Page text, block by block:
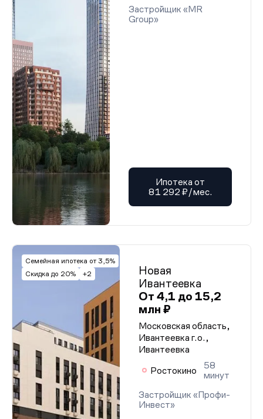
Застройщик «MR
Group»
Ипотека от
81 292 ₽/мес.
Семейная ипотека от 3,5%
Скидка до 20%
+2
Новая
Ивантеевка
От 4,1 до 15,2
млн ₽
Московская область,
Ивантеевка г.о.,
Ивантеевка
Ростокино
58
минут
Застройщик «Профи-
Инвест»